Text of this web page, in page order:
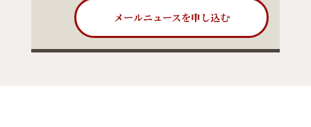
メールニュースを申し込む